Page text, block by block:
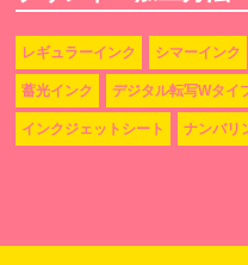
レギュラーインク シマーインク
蓄光インク デジタル転写Wタイ
インクジェットシート ナンバリ